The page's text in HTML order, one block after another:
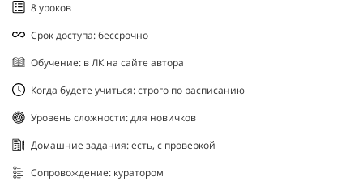
8 уроков
Срок доступа: бессрочно
Обучение: в ЛК на сайте автора
Когда будете учиться: строго по расписанию
Уровень сложности: для новичков
Домашние задания: есть, с проверкой
Сопровождение: куратором